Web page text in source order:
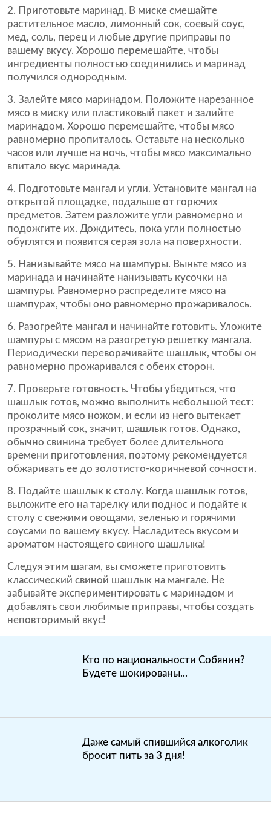
Приготовьте маринад. В миске смешайте
растительное масло, лимонный сок, соевый соус,
мед, соль, перец и любые другие приправы по
вашему вкусу. Хорошо перемешайте, чтобы
ингредиенты полностью соединились и маринад
получился однородным.
Залейте мясо маринадом. Положите нарезанное
мясо в миску или пластиковый пакет и залийте
маринадом. Хорошо перемешайте, чтобы мясо
равномерно пропиталось. Оставьте на несколько
часов или лучше на ночь, чтобы мясо максимально
впитало вкус маринада.
Подготовьте мангал и угли. Установите мангал на
открытой площадке, подальше от горючих
предметов. Затем разложите угли равномерно и
подожгите их. Дождитесь, пока угли полностью
обуглятся и появится серая зола на поверхности.
Нанизывайте мясо на шампуры. Выньте мясо из
маринада и начинайте нанизывать кусочки на
шампуры. Равномерно распределите мясо на
шампурах, чтобы оно равномерно прожаривалось.
Разогрейте мангал и начинайте готовить. Уложите
шампуры с мясом на разогретую решетку мангала.
Периодически переворачивайте шашлык, чтобы он
равномерно прожаривался с обеих сторон.
Проверьте готовность. Чтобы убедиться, что
шашлык готов, можно выполнить небольшой тест:
проколите мясо ножом, и если из него вытекает
прозрачный сок, значит, шашлык готов. Однако,
обычно свинина требует более длительного
времени приготовления, поэтому рекомендуется
обжаривать ее до золотисто-коричневой сочности.
Подайте шашлык к столу. Когда шашлык готов,
выложите его на тарелку или поднос и подайте к
столу с свежими овощами, зеленью и горячими
соусами по вашему вкусу. Насладитесь вкусом и
ароматом настоящего свиного шашлыка!
Следуя этим шагам, вы сможете приготовить
классический свиной шашлык на мангале. Не
забывайте экспериментировать с маринадом и
добавлять свои любимые приправы, чтобы создать
неповторимый вкус!
Кто по национальности Собянин?
Будете шокированы...
Даже самый спившийся алкоголик
бросит пить за 3 дня!